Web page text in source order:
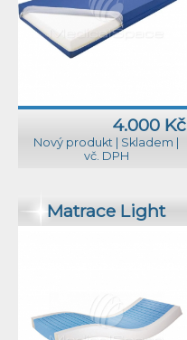
4.000 Kč
Nový produkt Skladem
vč. DPH
Matrace Light